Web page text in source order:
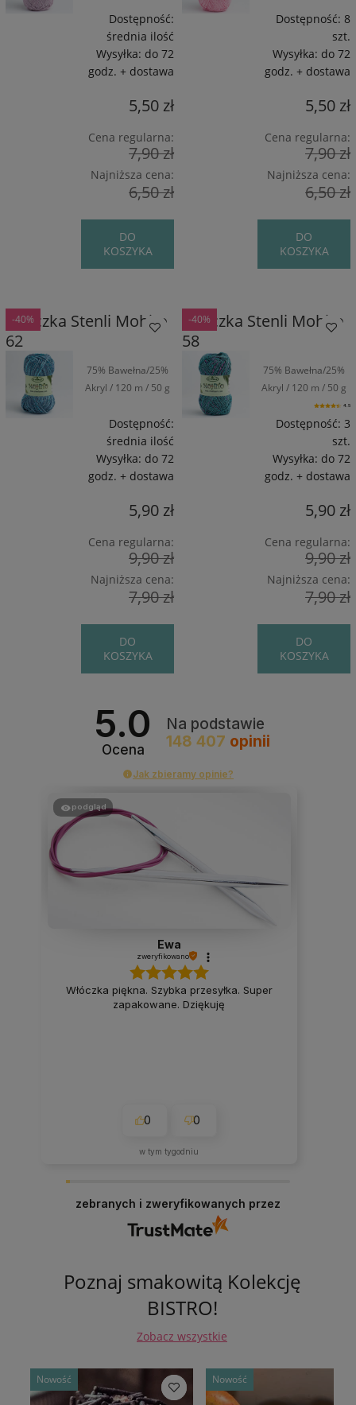
Poliamid / 160 m /
50 g
Dostępność:
średnia ilość
Wysyłka: do 72
godz. + dostawa
5,50 zł
Cena regularna:
7,90 zł
Najniższa cena:
6,50 zł
DO
KOSZYKA
Poliamid / 160 m /
Dostępność: 8
szt.
Wysyłka: do 72
godz. + dostawa
5,50 zł
Cena regularna:
7,90 zł
Najniższa cena:
6,50 zł
DO
KOSZYKA
Włóczka Stenli Mohito
62
75% Bawełna/25%
Akryl / 120 m / 50 g
Dostępność:
średnia ilość
Wysyłka: do 72
godz. + dostawa
5,90 zł
Cena regularna:
9,90 zł
Najniższa cena:
7,90 zł
DO
KOSZYKA
-40%
Włóczka Stenli Mohito
58
75% Bawełna/25%
Akryl / 120 m / 50 g
4.5
Dostępność: 3
szt.
Wysyłka: do 72
godz. + dostawa
5,90 zł
Cena regularna:
9,90 zł
Najniższa cena:
7,90 zł
DO
KOSZYKA
-40%
5.0
Ocena
Na podstawie
148 407 opinii
Jak zbieramy opinie?
podgląd
Ewa
zweryfikowano
Włóczka piękna. Szybka przesyłka. Super
zapakowane. Dziękuję
0 0
w tym tygodniu
zebranych i zweryfikowanych przez
Poznaj smakowitą Kolekcję
BISTRO!
Zobacz wszystkie
Nowość Nowość